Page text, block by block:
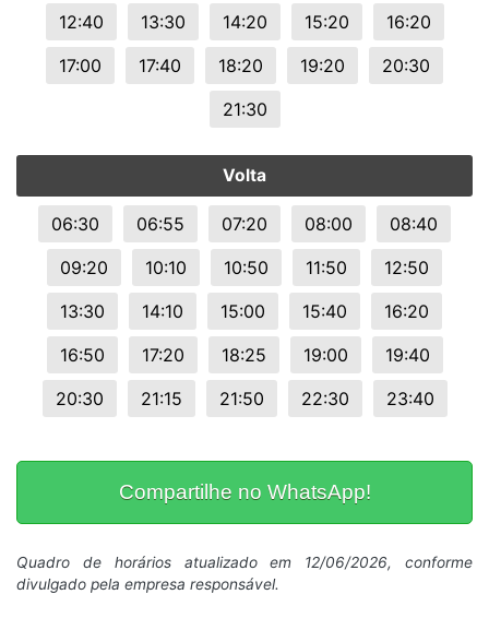
12:40
13:30 14:20 15:20
16:20
17:00
17:40 18:20 19:20
20:30
21:30
Volta
06:30 06:55 07:20 08:00
08:40
09:20
10:10 10:50 11:50
12:50
13:30
14:10 15:00 15:40
16:20
16:50
17:20 18:25 19:00
19:40
20:30
21:15 21:50 22:30 23:40
Compartilhe no WhatsApp!
Quadro de horários atualizado em 12/06/2026, conforme
divulgado pela empresa responsável.